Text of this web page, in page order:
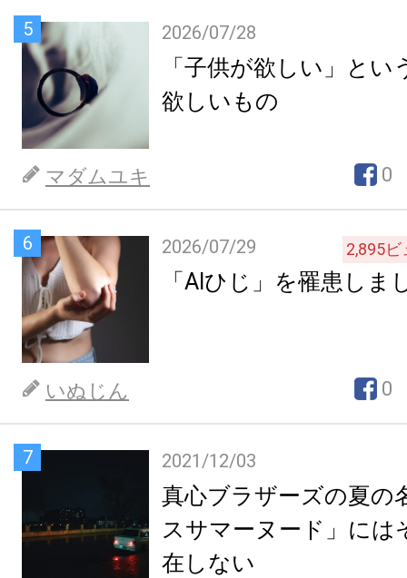
5 2026/07/28
「子供が欲しい」とい
欲しいもの
マダムユキ 0
6 2026/07/29 2,895ビ
「AIひじ」を罹患しま
いぬじん 0
7 2021/12/03
真心ブラザーズの夏の
スサマーヌード」には
在しない